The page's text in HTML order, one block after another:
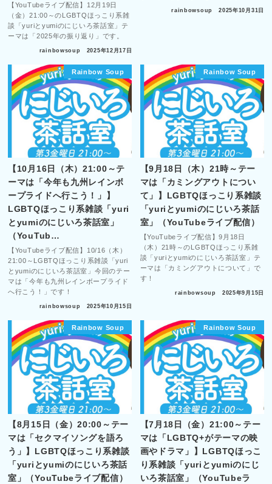
【YouTubeライブ配信】12月19日
（金）21:00～のLGBTQほっこり系雑
談「yuriとyumiのにじいろ茶話室」テ
ーマは「2025年の振り返り」です。
rainbowsoup 2025年12月17日
rainbowsoup 2025年10月31日
Rainbow Soup
【10月16日（木）21:00～テ
ーマは「今年も九州レインボ
ープライドへ行こう！」】
LGBTQほっこり系雑談「yuri
とyumiのにじいろ茶話室」
（YouTub…
【YouTubeライブ配信】10/16（木）
21:00～LGBTQほっこり系雑談「yuri
とyumiのにじいろ茶話室」今回のテー
マは「今年も九州レインボープライド
へ行こう！」です！
rainbowsoup 2025年10月15日
Rainbow Soup
【9月18日（木）21時～テー
マは「カミングアウトについ
て」】LGBTQほっこり系雑談
「yuriとyumiのにじいろ茶話
室」（YouTubeライブ配信）
【YouTubeライブ配信】9月18日
（木）21時～のLGBTQほっこり系雑
談「yuriとyumiのにじいろ茶話室」テ
ーマは「カミングアウトについて」で
す！
rainbowsoup 2025年9月15日
Rainbow Soup
【8月15日（金）20:00～テー
マは「セクマイソングを語ろ
う」】LGBTQほっこり系雑談
「yuriとyumiのにじいろ茶話
室」（YouTubeライブ配信）
Rainbow Soup
【7月18日（金）21:00～テー
マは「LGBTQ+がテーマの映
画やドラマ」】LGBTQほっこ
り系雑談「yuriとyumiのにじ
いろ茶話室」（YouTubeラ